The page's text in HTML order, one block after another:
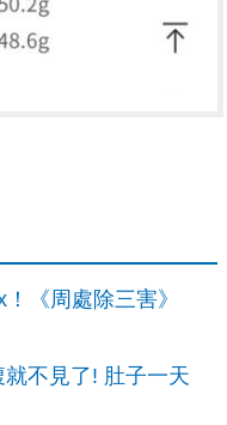
《周處除三害》
不見了! 肚子一天